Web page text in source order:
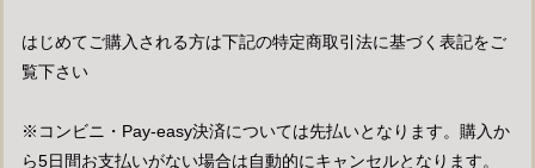
はじめてご購入される方は下記の特定商取引法に基づく表記をご
覧下さい
※コンビニ・Pay-easy決済については先払いとなります。購入か
ら5日間お支払いがない場合は自動的にキャンセルとなります。